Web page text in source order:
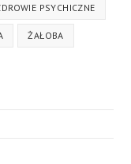
PSYCHICZNE
ŻAŁOBA